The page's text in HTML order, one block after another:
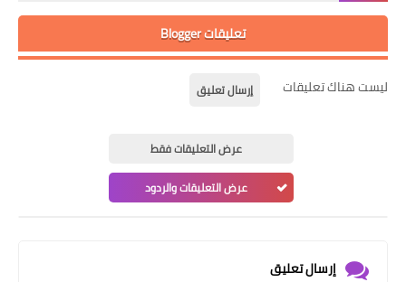
تعليقات Blogger
ليست هناك تعليقات إرسال تعليق
عرض التعليقات فقط
عرض التعليقات والردود
إرسال تعليق